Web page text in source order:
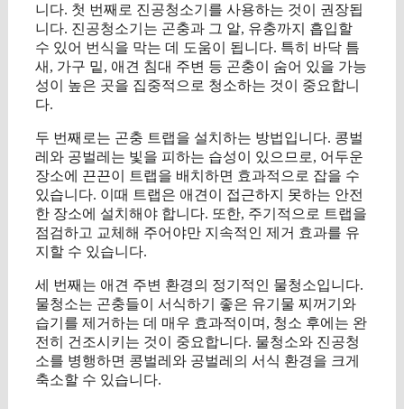
니다. 첫 번째로 진공청소기를 사용하는 것이 권장됩
니다. 진공청소기는 곤충과 그 알, 유충까지 흡입할
수 있어 번식을 막는 데 도움이 됩니다. 특히 바닥 틈
새, 가구 밑, 애견 침대 주변 등 곤충이 숨어 있을 가능
성이 높은 곳을 집중적으로 청소하는 것이 중요합니
다.
두 번째로는 곤충 트랩을 설치하는 방법입니다. 콩벌
레와 공벌레는 빛을 피하는 습성이 있으므로, 어두운
장소에 끈끈이 트랩을 배치하면 효과적으로 잡을 수
있습니다. 이때 트랩은 애견이 접근하지 못하는 안전
한 장소에 설치해야 합니다. 또한, 주기적으로 트랩을
점검하고 교체해 주어야만 지속적인 제거 효과를 유
지할 수 있습니다.
세 번째는 애견 주변 환경의 정기적인 물청소입니다.
물청소는 곤충들이 서식하기 좋은 유기물 찌꺼기와
습기를 제거하는 데 매우 효과적이며, 청소 후에는 완
전히 건조시키는 것이 중요합니다. 물청소와 진공청
소를 병행하면 콩벌레와 공벌레의 서식 환경을 크게
축소할 수 있습니다.